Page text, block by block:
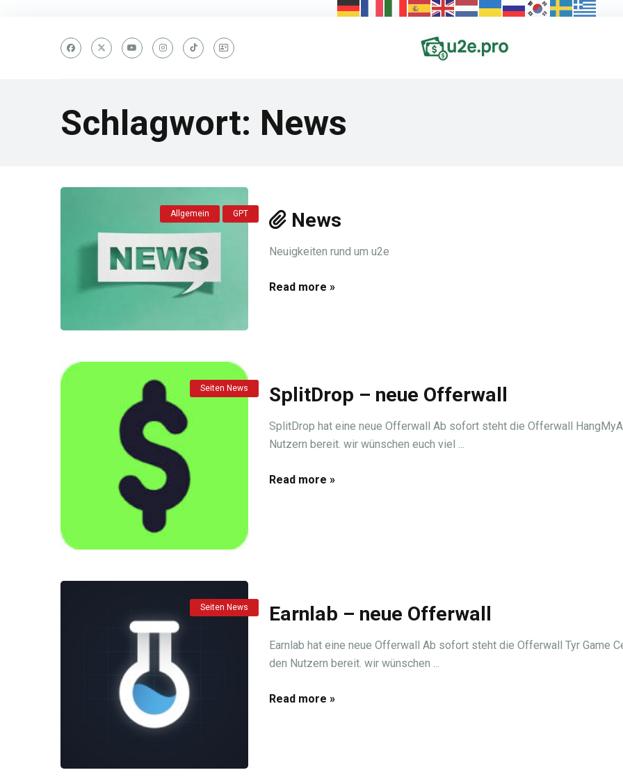
Schlagwort: News
Allgemein GPT News
Neuigkeiten rund um u2e
Read more »
Seiten News SplitDrop – neue Offerwall
SplitDrop hat eine neue Offerwall Ab sofort steht die Offerwall
Nutzern bereit. wir wünschen euch viel ...
Read more »
Seiten News Earnlab – neue Offerwall
Earnlab hat eine neue Offerwall Ab sofort steht die Offerwall Tyr Game
den Nutzern bereit. wir wünschen ...
Read more »